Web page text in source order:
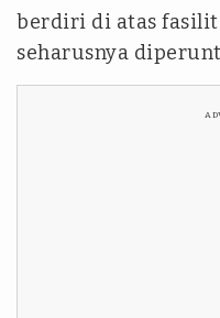
berdiri di atas
seharusnya